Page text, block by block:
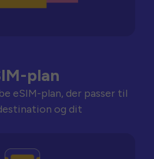
plan
eSIM-plan, der passer til
og dit